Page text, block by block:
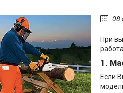
08
При
1.
Если